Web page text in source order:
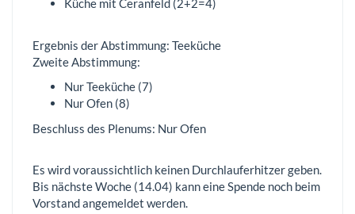
Küche mit Ceranfeld (2+2=4)
Ergebnis der Abstimmung: Teeküche
Zweite Abstimmung:
Nur Teeküche (7)
Nur Ofen (8)
Beschluss des Plenums: Nur Ofen
Es wird voraussichtlich keinen Durchlauferhitzer geben.
Bis nächste Woche (14.04) kann eine Spende noch beim
Vorstand angemeldet werden.